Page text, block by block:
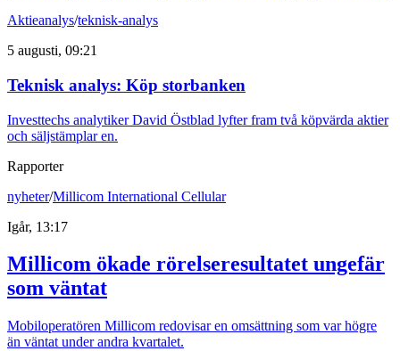
Aktieanalys/teknisk-analys
5 augusti, 09:21
Teknisk analys: Köp storbanken
Investtechs analytiker David Östblad lyfter fram två köpvärda aktier
och säljstämplar en.
Rapporter
nyheter/Millicom International Cellular
Igår, 13:17
Millicom ökade rörelseresultatet ungefär
som väntat
Mobiloperatören Millicom redovisar en omsättning som var högre
än väntat under andra kvartalet.